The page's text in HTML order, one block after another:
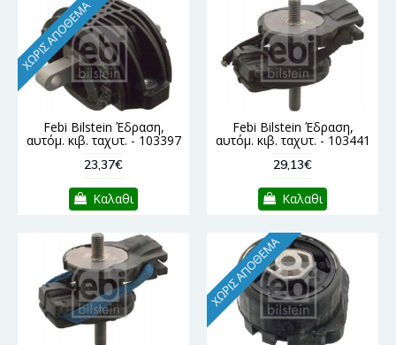
ΧΩΡΊΣ ΑΠΌΘΕΜΑ
Febi Bilstein Έδραση,
αυτόμ. κιβ. ταχυτ. - 103397
23,37€
Καλαθι
Febi Bilstein Έδραση,
αυτόμ. κιβ. ταχυτ. - 103441
29,13€
Καλαθι
ΧΩΡΊΣ ΑΠΌΘΕΜΑ